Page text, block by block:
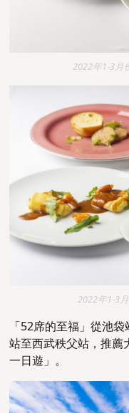
2022年1-3月
2022年1-3
「52席的至福」從池袋
站至西武秩父站，推薦
一日遊」。